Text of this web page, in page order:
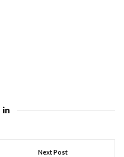
Next Post